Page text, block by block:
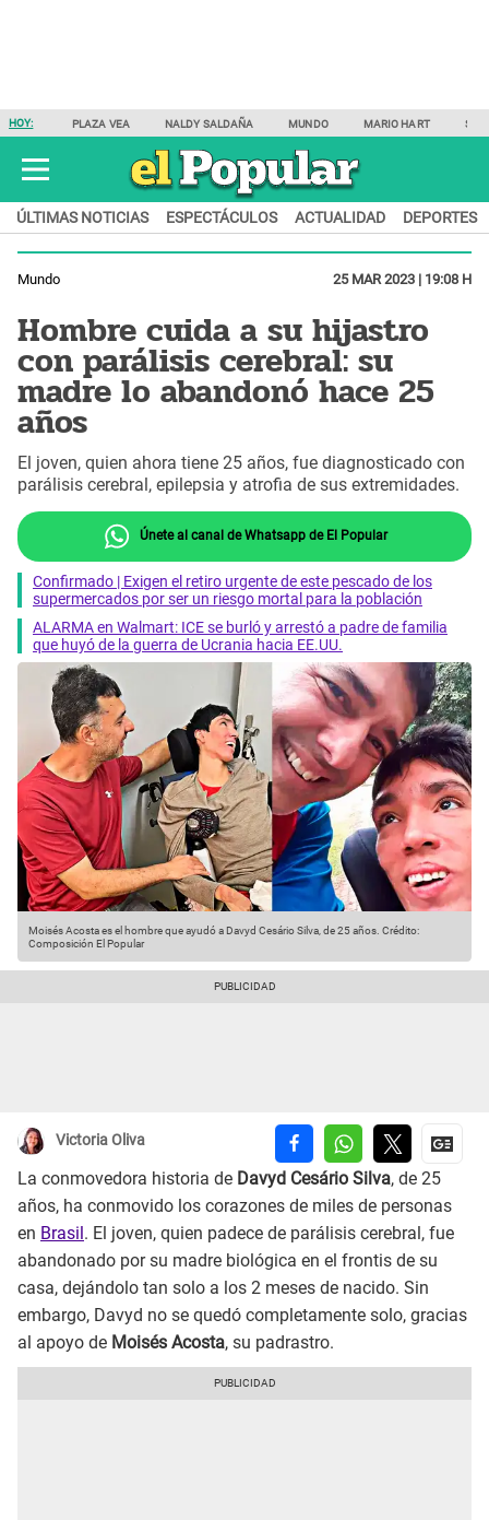
HOY: PLAZA VEA NALDY SALDAÑA MUNDO MARIO HART
ÚLTIMAS NOTICIAS ESPECTÁCULOS ACTUALIDAD DEPORTES
Mundo 25 MAR 2023 | 19:08 H
Hombre cuida a su hijastro
con parálisis cerebral: su
madre lo abandonó hace 25
años
El joven, quien ahora tiene 25 años, fue diagnosticado con
parálisis cerebral, epilepsia y atrofia de sus extremidades.
Únete al canal de Whatsapp de El Popular
Confirmado | Exigen el retiro urgente de este pescado de los
supermercados por ser un riesgo mortal para la población
ALARMA en Walmart: ICE se burló y arrestó a padre de familia
que huyó de la guerra de Ucrania hacia EE.UU.
Moisés Acosta es el hombre que ayudó a Davyd Cesário Silva, de 25 años. Crédito:
Composición El Popular
Victoria Oliva
La conmovedora historia de Davyd Cesário Silva, de 25
años, ha conmovido los corazones de miles de personas
en Brasil . El joven, quien padece de parálisis cerebral, fue
abandonado por su madre biológica en el frontis de su
casa, dejándolo tan solo a los 2 meses de nacido. Sin
embargo, Davyd no se quedó completamente solo, gracias
al apoyo de Moisés Acosta, su padrastro.